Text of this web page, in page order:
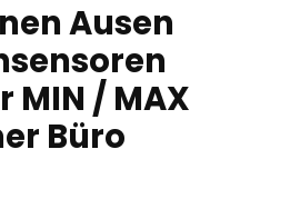
Ausen
/ MAX
Büro